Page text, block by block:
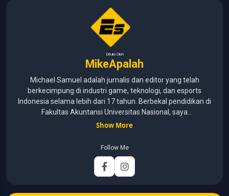
Ditulis Oleh
MikeApalah
Michael Samuel adalah jurnalis dan editor yang telah
berkecimpung di industri game, teknologi, dan esports
Indonesia selama lebih dari 17 tahun. Berbekal pendidikan di
Fakultas Akuntansi Universitas Nasional, saya
menggabungkan kemampuan analisis dengan pengalaman
pernah menangani berbagai peran, mulai dari reporter, editor,
marketing, business development, hingga Editor in Chief.
Fokus utamanya adalah menghadirkan tulisan yang
informatif, mendalam, dan mudah dipahami, khususnya
Show More
Follow Me